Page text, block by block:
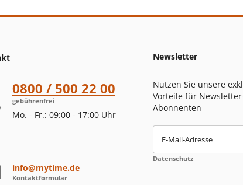
0800 / 500 22 00
gebührenfrei
Mo. - Fr.: 09:00 - 17:00 Uhr
info@mytime.de
Kontaktformular
Newsletter
Nutzen Sie unsere
Vorteile für
Abonnenten
E-Mail-Adresse
Datenschutz